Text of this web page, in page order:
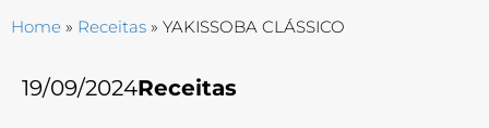
Home » Receitas » YAKISSOBA CLÁSSICO
19/09/2024Receitas